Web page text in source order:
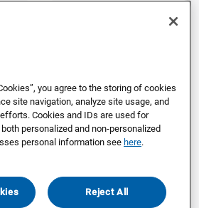
deutschen Servern von
ausgezeichnet von
you agree to the storing of cookies
site navigation, analyze site usage, and
Cookies and IDs are used for
personalized and non-personalized
personal information see here.
Reject All